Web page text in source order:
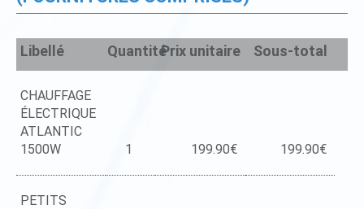
Libellé QuantitéPrix unitaire Sous-total
CHAUFFAGE
ÉLECTRIQUE
ATLANTIC
1500W
1 199.90€ 199.90€
PETITS